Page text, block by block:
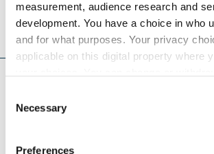
measurement, audience research and
development. You have a choice in who
and for what purposes. Your privacy
applicable on this digital property where
the Privacy trigger icon.
Find out more about how your personal
Selection
Necessary
Preferences
LEIA MAIS
WALT DISNEY WORLD
DOLPHIN RESORT:
AO LUGAR MAIS